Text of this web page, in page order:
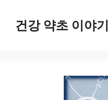
건강 약초 이야기